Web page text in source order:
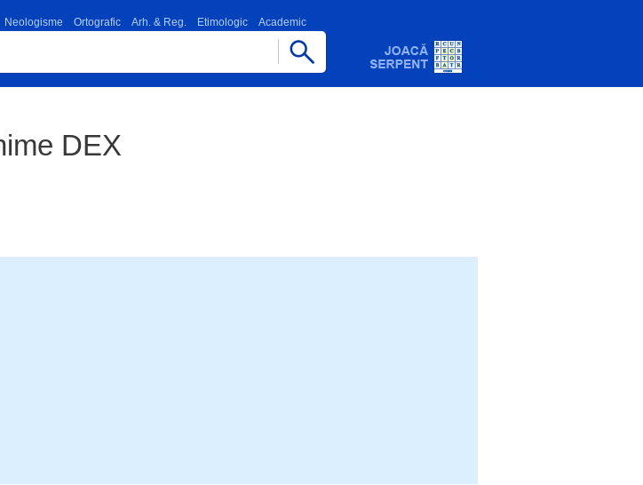
Neologisme Ortografic Arh. & Reg. Etimologic Academic
DEX